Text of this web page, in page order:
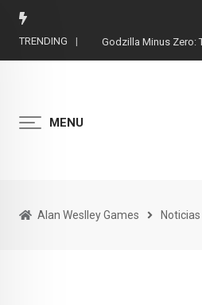
Skip
TRENDING Solo Leveling: Anime
MENU
Alan Weslley Games Noticias